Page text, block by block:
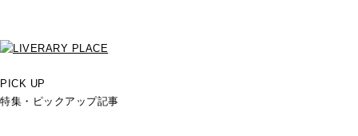
PICK UP
特集・ピックアップ記事